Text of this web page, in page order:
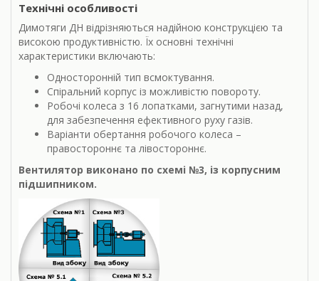
Технічні особливості
Димотяги ДН відрізняються надійною конструкцією та
високою продуктивністю. Їх основні технічні
характеристики включають:
Односторонній тип всмоктування.
Спіральний корпус із можливістю повороту.
Робочі колеса з 16 лопатками, загнутими назад,
для забезпечення ефективного руху газів.
Варіанти обертання робочого колеса –
правостороннє та лівостороннє.
Вентилятор виконано по схемі №3, із корпусним
підшипником.